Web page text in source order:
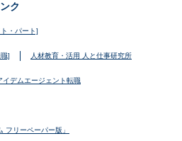
ク
・パート]
] 人材教育・活用 人と仕事研究所
イデムエージェント転職
フリーペーパー版」